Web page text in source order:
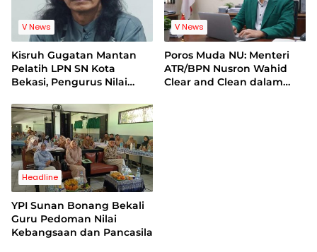
V News
Kisruh Gugatan Mantan
Pelatih LPN SN Kota
Bekasi, Pengurus Nilai
Berdasar
V News
Poros Muda NU: Menteri
ATR/BPN Nusron Wahid
Clear and Clean dalam
Headline
YPI Sunan Bonang Bekali
Guru Pedoman Nilai
Kebangsaan dan Pancasila